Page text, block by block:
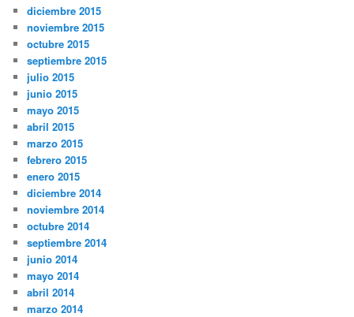
diciembre 2015
noviembre 2015
octubre 2015
septiembre 2015
julio 2015
junio 2015
mayo 2015
abril 2015
marzo 2015
febrero 2015
enero 2015
diciembre 2014
noviembre 2014
octubre 2014
septiembre 2014
junio 2014
mayo 2014
abril 2014
marzo 2014